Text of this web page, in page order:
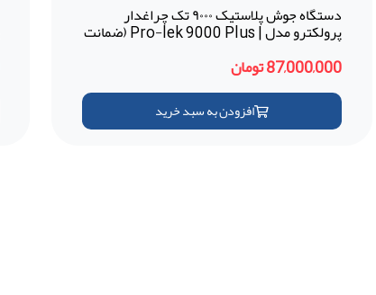
دستگاه جوش پلاستیک ۹۰۰۰ تک چراغدار
پرولکترو مدل | Pro-lek 9000 Plus (ضمانت
18 ماهه - ترکیه)
87,000,000 تومان
افزودن به سبد خرید